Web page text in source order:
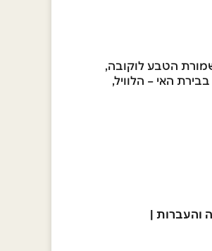
הטבע לוקובה,
האי – הלוויל,